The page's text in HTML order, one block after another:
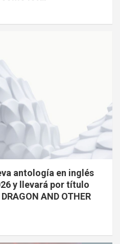
antología en inglés
y llevará por título
AND OTHER